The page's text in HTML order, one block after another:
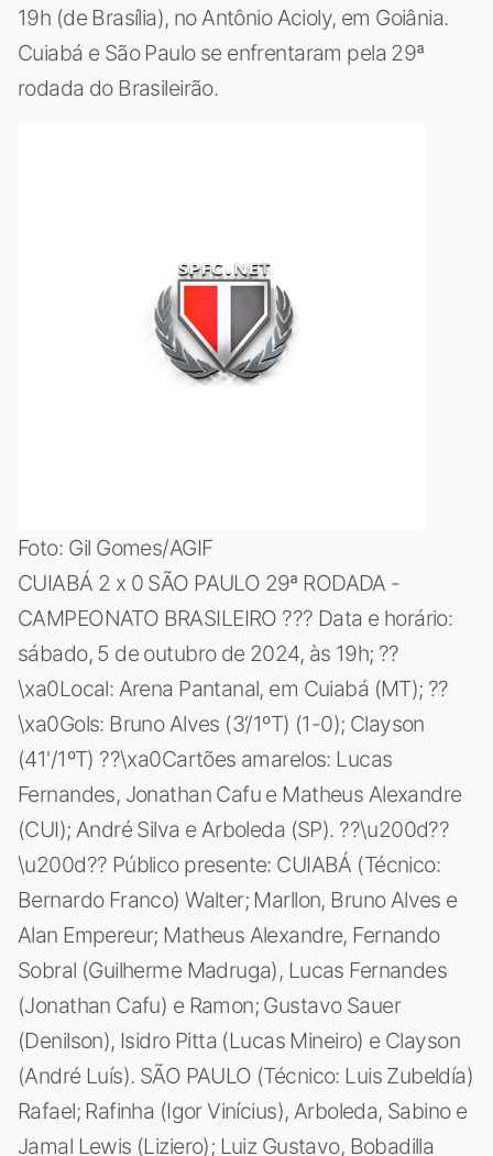
19h (de Brasília), no Antônio Acioly, em Goiânia.
Cuiabá e São Paulo se enfrentaram pela 29ª
rodada do Brasileirão.
Foto: Gil Gomes/AGIF
CUIABÁ 2 x 0 SÃO PAULO 29ª RODADA -
CAMPEONATO BRASILEIRO ??? Data e horário:
sábado, 5 de outubro de 2024, às 19h; ??
\xa0Local: Arena Pantanal, em Cuiabá (MT); ??
\xa0Gols: Bruno Alves (3‘/1ºT) (1-0); Clayson
(41'/1ºT) ??\xa0Cartões amarelos: Lucas
Fernandes, Jonathan Cafu e Matheus Alexandre
(CUI); André Silva e Arboleda (SP). ??\u200d??
\u200d?? Público presente: CUIABÁ (Técnico:
Bernardo Franco) Walter; Marllon, Bruno Alves e
Alan Empereur; Matheus Alexandre, Fernando
Sobral (Guilherme Madruga), Lucas Fernandes
(Jonathan Cafu) e Ramon; Gustavo Sauer
(Denilson), Isidro Pitta (Lucas Mineiro) e Clayson
(André Luís). SÃO PAULO (Técnico: Luis Zubeldía)
Rafael; Rafinha (Igor Vinícius), Arboleda, Sabino e
Jamal Lewis (Liziero); Luiz Gustavo, Bobadilla